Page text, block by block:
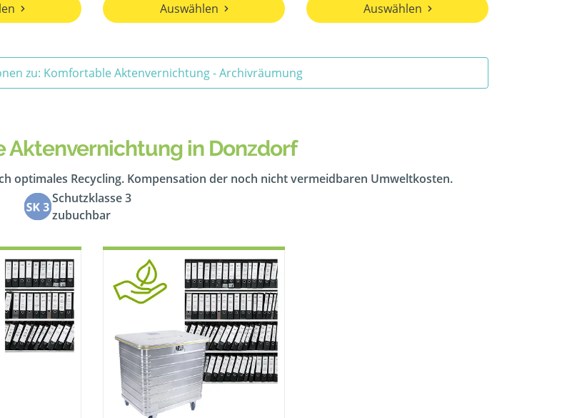
Auswählen Auswählen
zu: Komfortable Aktenvernichtung - Archivräumung
Aktenvernichtung in Donzdorf
optimales Recycling. Kompensation der noch nicht vermeidbaren Umweltkosten.
Schutzklasse 3
zubuchbar